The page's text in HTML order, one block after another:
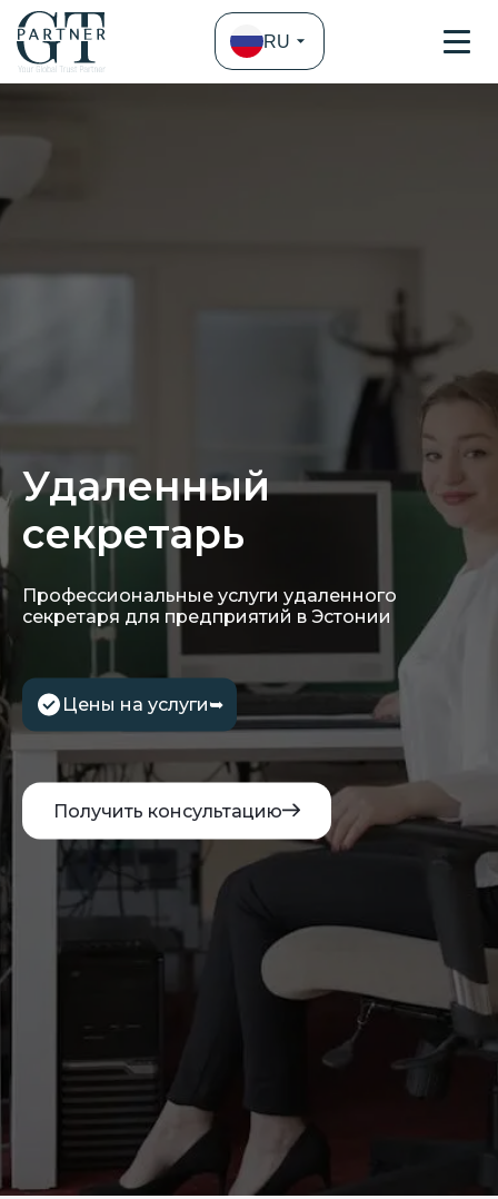
RU
Удаленный
секретарь
Профессиональные услуги удаленного
секретаря для предприятий в Эстонии
Цены на услуги➥
Получить консультацию